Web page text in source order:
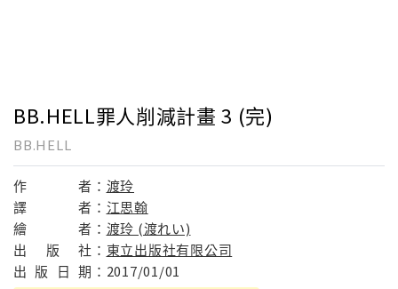
BB.HELL罪人削減計畫 3 (完)
BB.HELL
作 者： 渡玲
譯
者： 江思翰
繪
者： 渡玲 (渡れい)
出
版 社： 東立出版社有限公司
出 版 日 期： 2017/01/01